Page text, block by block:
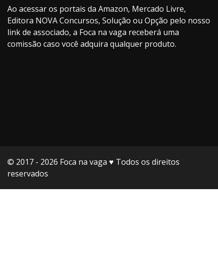
Ao acessar os portais da Amazon, Mercado Livre,
Editora NOVA Concursos, Solução ou Opção pelo nosso
link de associado, a Foca na vaga receberá uma
comissão caso você adquira qualquer produto.
© 2017 - 2026 Foca na vaga ♥️ Todos os direitos
reservados